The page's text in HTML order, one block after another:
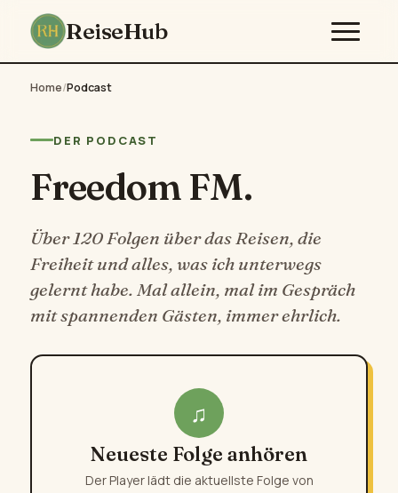
ReiseHub
Home/Podcast
DER PODCAST
Freedom FM.
Über 120 Folgen über das Reisen, die
Freiheit und alles, was ich unterwegs
gelernt habe. Mal allein, mal im Gespräch
mit spannenden Gästen, immer ehrlich.
♫
Neueste Folge anhören
Der Player lädt die aktuellste Folge von